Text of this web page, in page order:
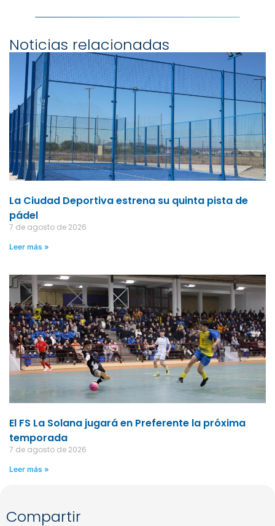
Noticias relacionadas
La Ciudad Deportiva estrena su quinta pista de
pádel
7 de agosto de 2026
Leer más »
El FS La Solana jugará en Preferente la próxima
temporada
7 de agosto de 2026
Leer más »
Compartir